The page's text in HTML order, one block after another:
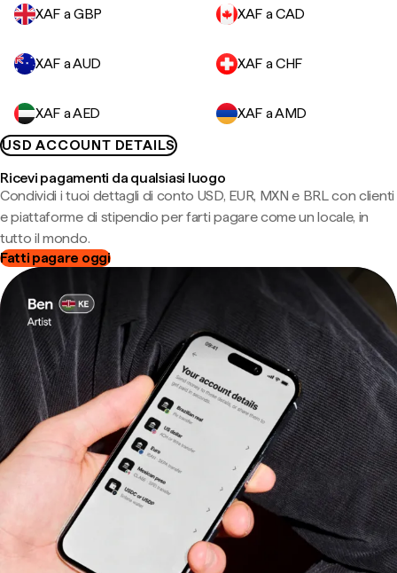
XAF a GBP XAF a CAD
XAF a AUD XAF a CHF
XAF a AED
XAF a AMD
USD ACCOUNT DETAILS
Ricevi pagamenti da qualsiasi luogo
Condividi i tuoi dettagli di conto USD, EUR, MXN e BRL con clienti
e piattaforme di stipendio per farti pagare come un locale, in
tutto il mondo.
Fatti pagare oggi